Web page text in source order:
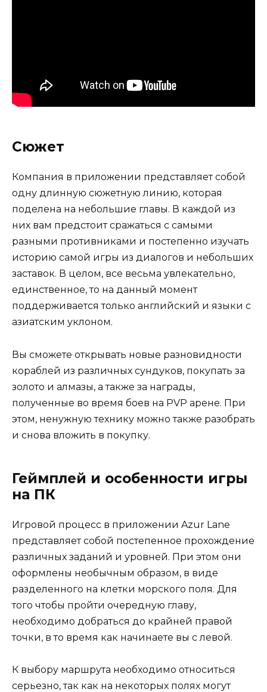
Сюжет
Компания в приложении представляет собой
одну длинную сюжетную линию, которая
поделена на небольшие главы. В каждой из
них вам предстоит сражаться с самыми
разными противниками и постепенно изучать
историю самой игры из диалогов и небольших
заставок. В целом, все весьма увлекательно,
единственное, то на данный момент
поддерживается только английский и языки с
азиатским уклоном.
Вы сможете открывать новые разновидности
кораблей из различных сундуков, покупать за
золото и алмазы, а также за награды,
полученные во время боев на PVP арене. При
этом, ненужную технику можно также разобрать
и снова вложить в покупку.
Геймплей и особенности игры
на ПК
Игровой процесс в приложении Azur Lane
представляет собой постепенное прохождение
различных заданий и уровней. При этом они
оформлены необычным образом, в виде
разделенного на клетки морского поля. Для
того чтобы пройти очередную главу,
необходимо добраться до крайней правой
точки, в то время как начинаете вы с левой.
К выбору маршрута необходимо относиться
серьезно, так как на некоторых полях могут